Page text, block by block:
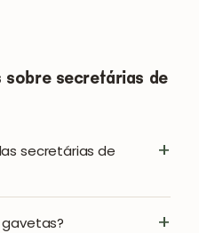
secretárias de
secretárias de